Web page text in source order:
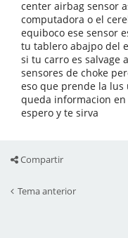
center airbag sensor
computadora o el
equiboco ese sensor
tu tablero abajpo del
si tu carro es salvage
sensores de choke
eso que prende la
queda informacion
espero y te sirva
Compartir
Tema anterior